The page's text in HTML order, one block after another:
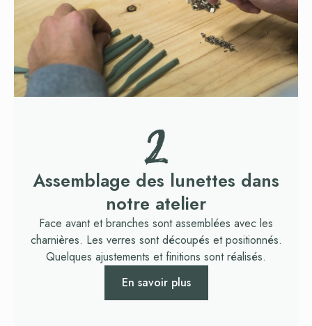
2
Assemblage des lunettes dans
notre atelier
Face avant et branches sont assemblées avec les
charnières. Les verres sont découpés et positionnés.
Quelques ajustements et finitions sont réalisés.
En savoir plus